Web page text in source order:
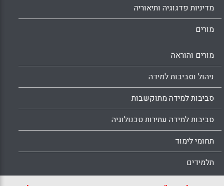
מדיניות פדגוגיה ותיאוריה
מורים
מורים והוראה
ניהול וסביבות למידה
סביבות למידה מתוקשבות
סביבות למידה עתירות טכנולוגיה
תחומי לימוד
תלמידים